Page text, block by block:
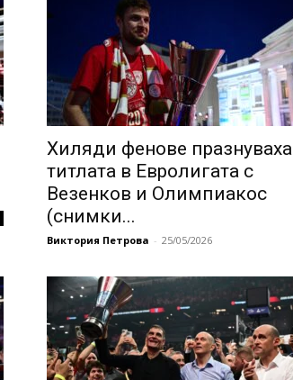
Хиляди фенове празнуваха
титлата в Евролигата с
Везенков и Олимпиакос
(снимки...
Виктория Петрова - 25/05/2026